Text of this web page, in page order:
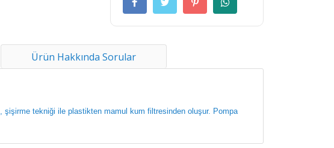
Ürün Hakkında Sorular
, şişirme tekniği ile plastikten mamul kum filtresinden oluşur. Pompa